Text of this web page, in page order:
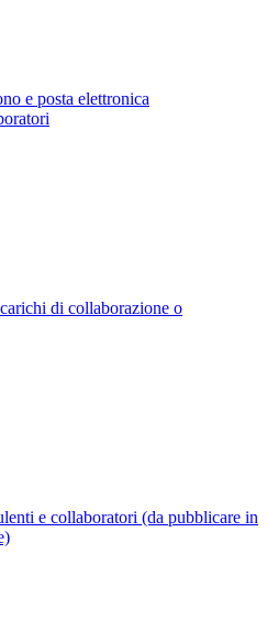
e posta elettronica
di collaborazione o
e collaboratori (da pubblicare in